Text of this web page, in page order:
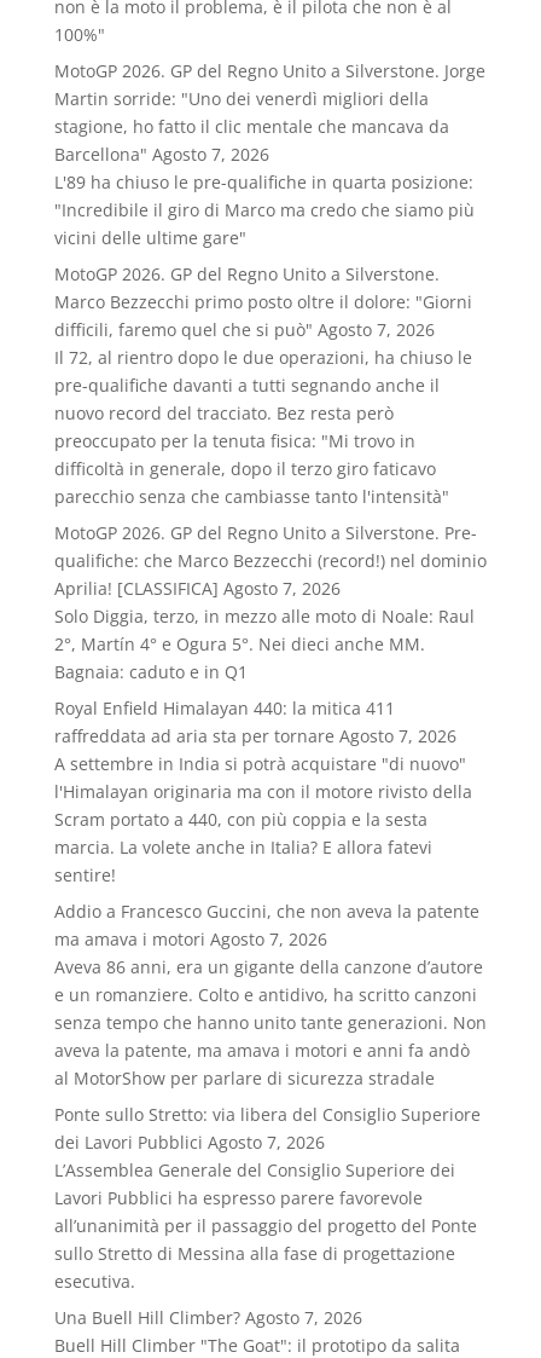
non è la moto il problema, è il pilota che non è al
100%"
MotoGP 2026. GP del Regno Unito a Silverstone. Jorge
Martin sorride: "Uno dei venerdì migliori della
stagione, ho fatto il clic mentale che mancava da
Barcellona" Agosto 7, 2026
L'89 ha chiuso le pre-qualifiche in quarta posizione:
"Incredibile il giro di Marco ma credo che siamo più
vicini delle ultime gare"
MotoGP 2026. GP del Regno Unito a Silverstone.
Marco Bezzecchi primo posto oltre il dolore: "Giorni
difficili, faremo quel che si può" Agosto 7, 2026
Il 72, al rientro dopo le due operazioni, ha chiuso le
pre-qualifiche davanti a tutti segnando anche il
nuovo record del tracciato. Bez resta però
preoccupato per la tenuta fisica: "Mi trovo in
difficoltà in generale, dopo il terzo giro faticavo
parecchio senza che cambiasse tanto l'intensità"
MotoGP 2026. GP del Regno Unito a Silverstone. Pre-
qualifiche: che Marco Bezzecchi (record!) nel dominio
Aprilia! [CLASSIFICA] Agosto 7, 2026
Solo Diggia, terzo, in mezzo alle moto di Noale: Raul
2°, Martín 4° e Ogura 5°. Nei dieci anche MM.
Bagnaia: caduto e in Q1
Royal Enfield Himalayan 440: la mitica 411
raffreddata ad aria sta per tornare Agosto 7, 2026
A settembre in India si potrà acquistare "di nuovo"
l'Himalayan originaria ma con il motore rivisto della
Scram portato a 440, con più coppia e la sesta
marcia. La volete anche in Italia? E allora fatevi
sentire!
Addio a Francesco Guccini, che non aveva la patente
ma amava i motori Agosto 7, 2026
Aveva 86 anni, era un gigante della canzone d’autore
e un romanziere. Colto e antidivo, ha scritto canzoni
senza tempo che hanno unito tante generazioni. Non
aveva la patente, ma amava i motori e anni fa andò
al MotorShow per parlare di sicurezza stradale
Ponte sullo Stretto: via libera del Consiglio Superiore
dei Lavori Pubblici Agosto 7, 2026
L’Assemblea Generale del Consiglio Superiore dei
Lavori Pubblici ha espresso parere favorevole
all’unanimità per il passaggio del progetto del Ponte
sullo Stretto di Messina alla fase di progettazione
esecutiva.
Una Buell Hill Climber? Agosto 7, 2026
Buell Hill Climber "The Goat": il prototipo da salita